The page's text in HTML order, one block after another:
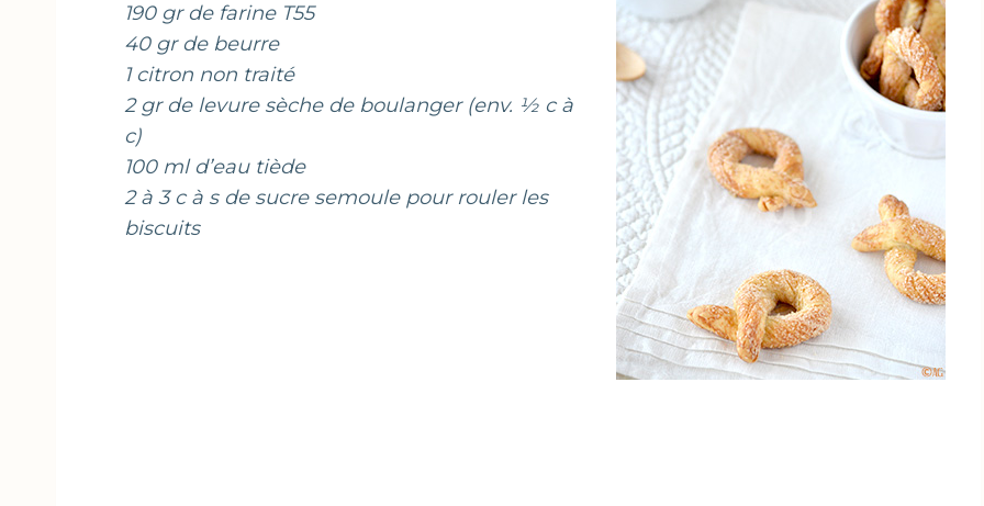
190 gr de farine T55
40 gr de beurre
1 citron non traité
2 gr de levure sèche de boulanger (env. ½ c à
c)
100 ml d’eau tiède
2 à 3 c à s de sucre semoule pour rouler les
biscuits